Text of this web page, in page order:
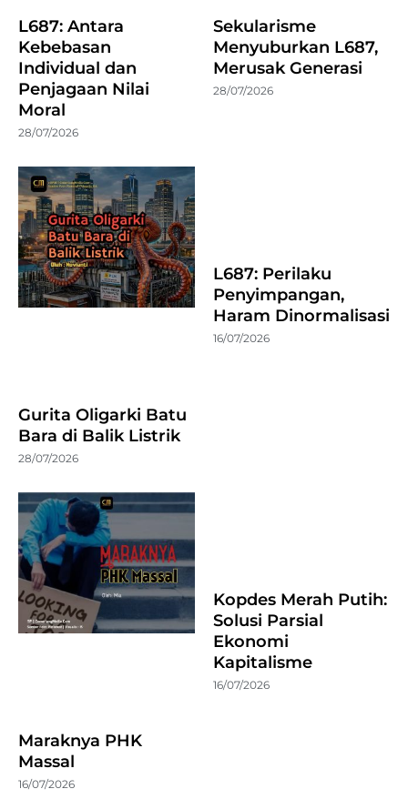
L687: Antara
Kebebasan
Individual dan
Penjagaan Nilai
Moral
28/07/2026
Sekularisme
Menyuburkan L687,
Merusak Generasi
28/07/2026
Gurita Oligarki Batu
Bara di Balik Listrik
28/07/2026
L687: Perilaku
Penyimpangan,
Haram Dinormalisasi
16/07/2026
Maraknya PHK
Massal
16/07/2026
Kopdes Merah Putih:
Solusi Parsial
Ekonomi
Kapitalisme
16/07/2026